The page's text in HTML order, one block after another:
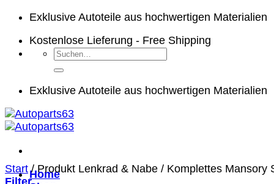
Zum
springen
Exklusive Autoteile aus hochwertigen Materialien
Kostenlose Lieferung - Free Shipping
Suchen
nach:
Exklusive Autoteile aus hochwertigen Materialien
Home
Start /Produkt Lenkrad & Nabe / Komplettes Mansory